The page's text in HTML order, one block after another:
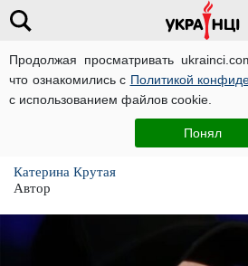
Продолжая просматривать
что ознакомились с Политикой
с использованием файлов cookie.
Понял
Андрей Данилко
Катерина Крутая
Автор